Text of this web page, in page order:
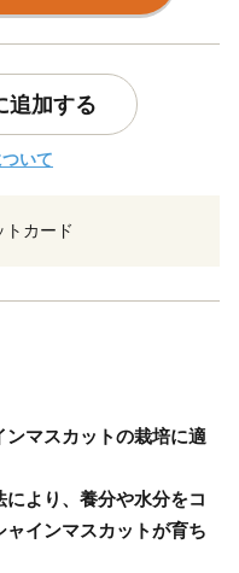
追加する
いて
トカード
マスカットの栽培に適
より、養分や水分をコ
インマスカットが育ち